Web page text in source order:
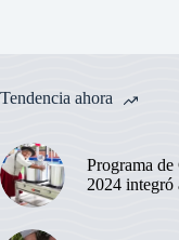
Tendencia ahora
Programa
2024 integró